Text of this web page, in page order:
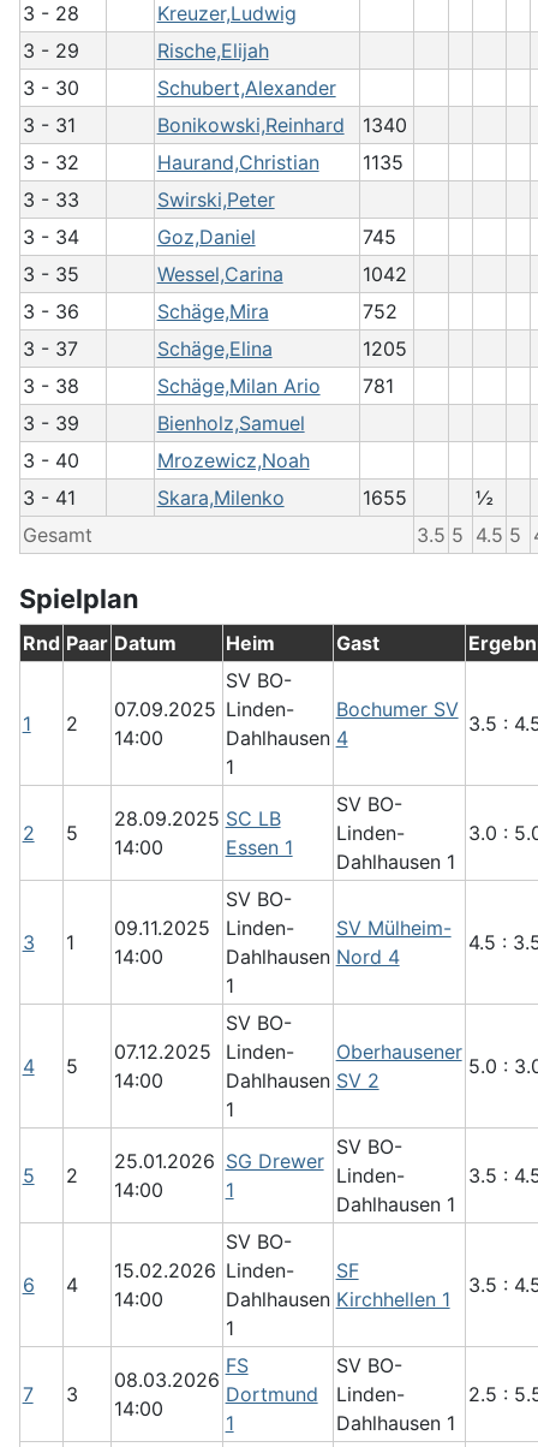
3 - 28
Kreuzer,Ludwig
3 - 29
Rische,Elijah
3 - 30
Schubert,Alexander
3 - 31
Bonikowski,Reinhard
1340
3 - 32
Haurand,Christian
1135
3 - 33
Swirski,Peter
3 - 34
Goz,Daniel
745
3 - 35
Wessel,Carina
1042
3 - 36
Schäge,Mira
752
3 - 37
Schäge,Elina
1205
3 - 38
Schäge,Milan Ario
781
3 - 39
Bienholz,Samuel
3 - 40
Mrozewicz,Noah
3 - 41
Skara,Milenko 1655
½
Gesamt
3.5 5 4.5 5
Spielplan
Rnd Paar Datum Heim Gast
1 2
07.09.2025
14:00
SV BO-
Linden-
Dahlhausen
1
Bochumer SV
4
3.5 :
2 5
28.09.2025
14:00
SC LB
Essen 1
SV BO-
Linden-
Dahlhausen 1
3.0 :
3 1
09.11.2025
14:00
SV BO-
Linden-
Dahlhausen
1
SV Mülheim-
Nord 4
4.5 :
4 5
07.12.2025
14:00
SV BO-
Linden-
Dahlhausen
1
Oberhausener
SV 2
5.0 :
5 2
25.01.2026
14:00
SG Drewer
1
SV BO-
Linden-
Dahlhausen 1
3.5 :
6 4
15.02.2026
14:00
SV BO-
Linden-
Dahlhausen
1
SF
Kirchhellen 1
3.5 :
7 3
08.03.2026
14:00
FS
Dortmund
1
SV BO-
Linden-
Dahlhausen 1
2.5 :